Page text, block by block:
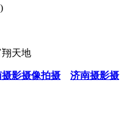
天地
影摄像拍摄
济南摄影摄